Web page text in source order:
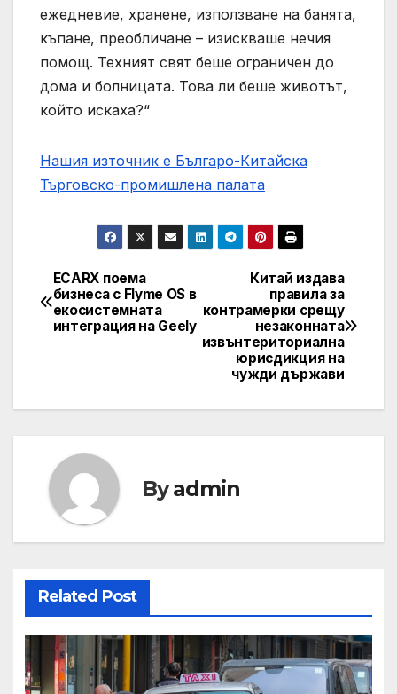
ежедневие, хранене, използване на банята,
къпане, преобличане – изискваше нечия
помощ. Техният свят беше ограничен до
дома и болницата. Това ли беше животът,
който искаха?“
Нашия източник е Българо-Китайска
Търговско-промишлена палaта
Post
navigation
Китай издава
правила за
контрамерки срещу
незаконната
извънтериториална
юрисдикция на
чужди държави
ECARX поема
бизнеса с Flyme OS в
екосистемната
интеграция на Geely
Byadmin
Related Post